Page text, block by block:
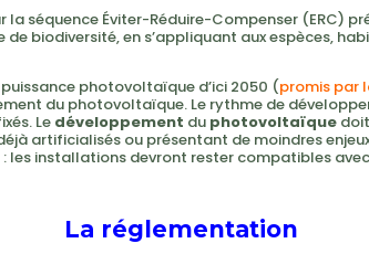
séquence Éviter-Réduire-Compenser (ERC)
biodiversité, en s’appliquant aux espèces,
photovoltaïque d’ici 2050 (promis par
du photovoltaïque. Le rythme de
Le développement du photovoltaïquedoit
artificialisés ou présentant de moindres
: les installations devront rester compatibles
La réglementation